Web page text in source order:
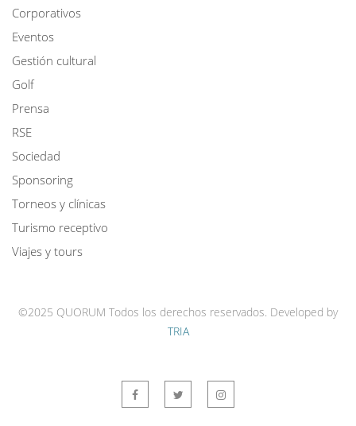
Corporativos
Eventos
Gestión cultural
Golf
Prensa
RSE
Sociedad
Sponsoring
Torneos y clínicas
Turismo receptivo
Viajes y tours
©2025 QUORUM Todos los derechos reservados. Developed by
TRIA